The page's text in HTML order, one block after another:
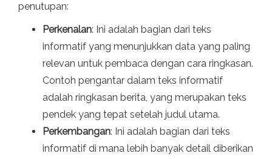
penutupan:
Perkenalan: Ini adalah bagian dari teks
informatif yang menunjukkan data yang paling
relevan untuk pembaca dengan cara ringkasan.
Contoh pengantar dalam teks informatif
adalah ringkasan berita, yang merupakan teks
pendek yang tepat setelah judul utama.
Perkembangan: Ini adalah bagian dari teks
informatif di mana lebih banyak detail diberikan